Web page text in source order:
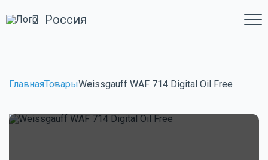
Россия
ГлавнаяТоварыWeissgauff WAF 714 Digital Oil Free